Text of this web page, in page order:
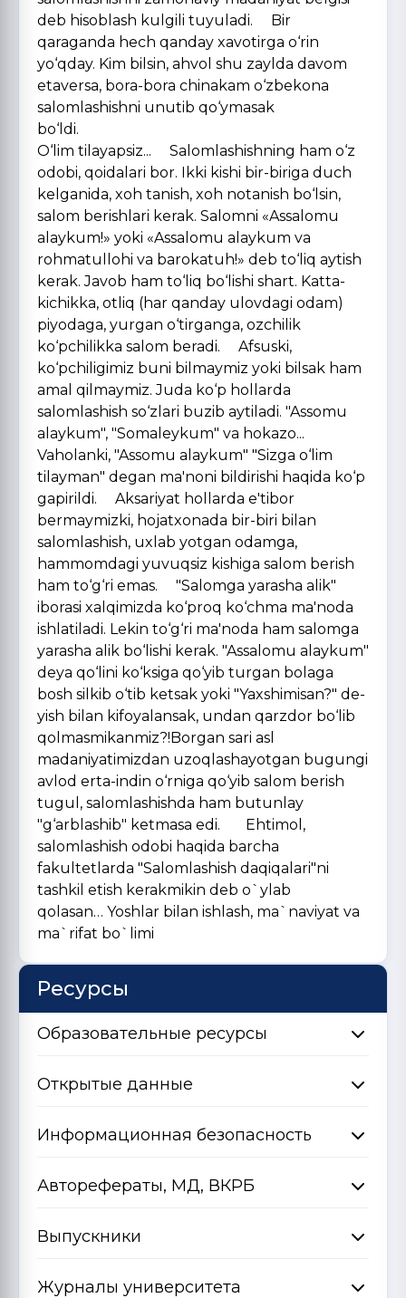
deb hisoblash kulgili tuyuladi. Bir
qaraganda hech qanday xavotirga o‘rin
yo‘qday. Kim bilsin, ahvol shu zaylda davom
etaversa, bora-bora chinakam o‘zbekona
salomlashishni unutib qo‘ymasak
O‘lim tilayapsiz... Salomlashishning ham o‘z
odobi, qoidalari bor. Ikki kishi bir-biriga duch
kelganida, xoh tanish, xoh notanish bo‘lsin,
salom berishlari kerak. Salomni «Assalomu
alaykum!» yoki «Assalomu alaykum va
rohmatullohi va barokatuh!» deb to‘liq aytish
kerak. Javob ham to‘liq bo‘lishi shart. Katta-
kichikka, otliq (har qanday ulovdagi odam)
piyodaga, yurgan o‘tirganga, ozchilik
ko‘pchilikka salom beradi. Afsuski,
ko‘pchiligimiz buni bilmaymiz yoki bilsak ham
amal qilmaymiz. Juda ko‘p hollarda
salomlashish so‘zlari buzib aytiladi. "Assomu
alaykum", "Somaleykum" va hokazo...
Vaholanki, "Assomu alaykum" "Sizga o‘lim
tilayman" degan ma'noni bildirishi haqida ko‘p
gapirildi. Aksariyat hollarda e'tibor
bermaymizki, hojatxonada bir-biri bilan
salomlashish, uxlab yotgan odamga,
hammomdagi yuvuqsiz kishiga salom berish
ham to‘g‘ri emas. "Salomga yarasha alik"
iborasi xalqimizda ko‘proq ko‘chma ma'noda
ishlatiladi. Lekin to‘g‘ri ma'noda ham salomga
yarasha alik bo‘lishi kerak. "Assalomu alaykum"
deya qo‘lini ko‘ksiga qo‘yib turgan bolaga
bosh silkib o‘tib ketsak yoki "Yaxshimisan?" de­
yish bilan kifoyalansak, undan qarzdor bo‘lib
qolmasmikanmiz?!Borgan sari asl
madaniyatimizdan uzoqlashayotgan bugungi
avlod erta-indin o‘rniga qo‘yib salom berish
tugul, salomlashishda ham butunlay
"g‘arblashib" ketmasa edi. Ehtimol,
salomlashish odobi haqida barcha
fakultetlarda "Salomlashish daqiqalari"ni
tashkil etish kerakmikin deb o`ylab
qolasan… Yoshlar bilan ishlash, ma`naviyat va
ma`rifat bo`limi
Ресурсы
Образовательные ресурсы
Открытые данные
Информационная безопасность
Авторефераты, МД, ВКРБ
Выпускники
Журналы университета